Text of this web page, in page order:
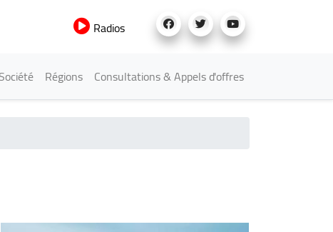
Radios
Société Régions Consultations & Appels d'offres